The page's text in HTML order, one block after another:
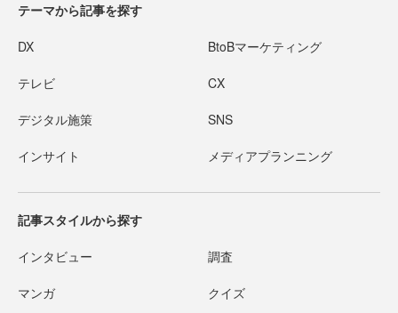
テーマから記事を探す
DX BtoBマーケティング
テレビ CX
デジタル施策 SNS
インサイト メディアプランニング
記事スタイルから探す
インタビュー 調査
マンガ クイズ